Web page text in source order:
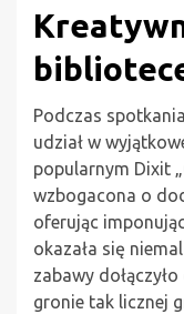
Podczas
udział w
popularnym Dixit
wzbogacona o
oferując
okazała się
zabawy
gronie tak licznej